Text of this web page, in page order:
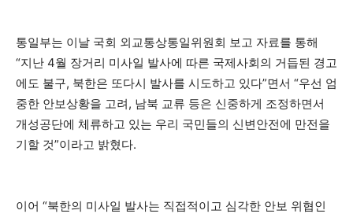
통일부는 이날 국회 외교통상통일위원회 보고 자료를 통해
“지난 4월 장거리 미사일 발사에 따른 국제사회의 거듭된 경고
에도 불구, 북한은 또다시 발사를 시도하고 있다”면서 “우선 엄
중한 안보상황을 고려, 남북 교류 등은 신중하게 조정하면서
개성공단에 체류하고 있는 우리 국민들의 신변안전에 만전을
기할 것”이라고 밝혔다.
이어 “북한의 미사일 발사는 직접적이고 심각한 안보 위협인